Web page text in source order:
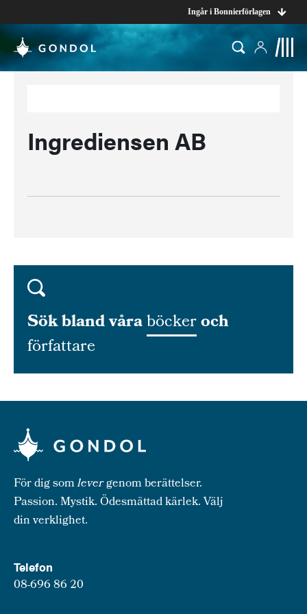
Ingår i Bonnierförlagen
Ingrediensen AB
Sök bland våraböckeroch
författare
För dig somlevergenom berättelser.
Passion. Mystik. Ödesmättad kärlek. Välj
din verklighet.
Telefon
08-696 86 20